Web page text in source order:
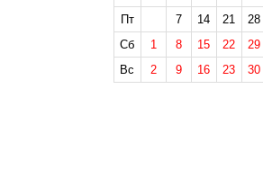
Пт
7 14 21
28
Сб
1 8 15 22
29
Вс
2 9 16 23 30